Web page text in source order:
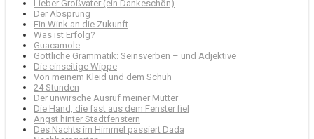
Lieber Großvater (ein Dankeschön)
Der Absprung
Ein Wink an die Zukunft
Was ist Erfolg?
Guacamole
Göttliche Grammatik: Seinsverben – und Adjektive
Die einseitige Wippe
Von meinem Kleid und dem Schuh
24 Stunden
Der unwirsche Ausruf meiner Mutter
Die Hand, die fast aus dem Fenster fiel
Angst hinter Stadtfenstern
Des Nachts im Himmel passiert Dada